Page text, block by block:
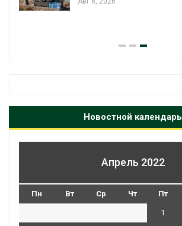
Новостной календарь
Апрель 2022
Пн Вт Ср Чт Пт
1